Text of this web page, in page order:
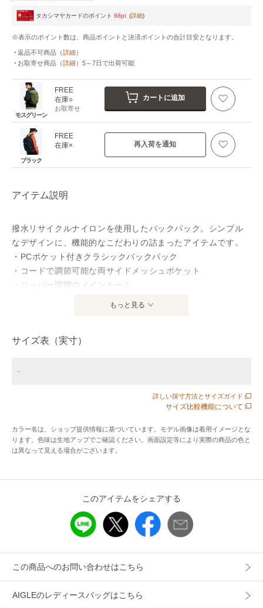
タカシマヤカードのポイント 88pt (詳細)
※表示のポイント数は、商品ポイントと決済ポイントの合計目安となります。
返品不可商品 （詳細）
お取寄せ商品 （詳細） 5～7日で出荷可能
モスグリーン
FREE
在庫○
お取寄せ
カートに追加
ブラック
FREE
在庫×
再入荷を通知
アイテム説明
撥水リサイクルナイロンを使用したバックパック。シンプル
なデザインに、機能的なこだわりの詰まったアイテムです。
・PCポケット付きクラシックバックパック
・コードで調節可能な両サイドメッシュポケット
・ジッパー開閉のメインルーム
・背面にベルクロテープ付きPCポケット
・バッグにAIGLEパッチロゴ
・AIGLE FOR TOMORROW（再生素材や環境に配慮した生
・サイズ: W27xH47.5xD18cm / 容量: 20L
（税込5,000円以上ご購入で送料無料）
ONHBP53
カテゴリ バッグ リュック・バックパック
素材
本体: 100% ポリエステル / 裏地: 100% ポリエス
テル
もっと見る
サイズ表（実寸）
-
詳しい採寸方法とサイズガイド
サイズ比較機能について
カラー名は、ショップ提供情報に基づいています。モデル画像は着用イメージとな
ります。色味は生地アップでご確認ください。画面設定等により実際の商品の色と
は異なって見える場合がございます。
このアイテムをシェアする
この商品へのお問い合わせはこちら
AIGLEのレディースバッグはこちら